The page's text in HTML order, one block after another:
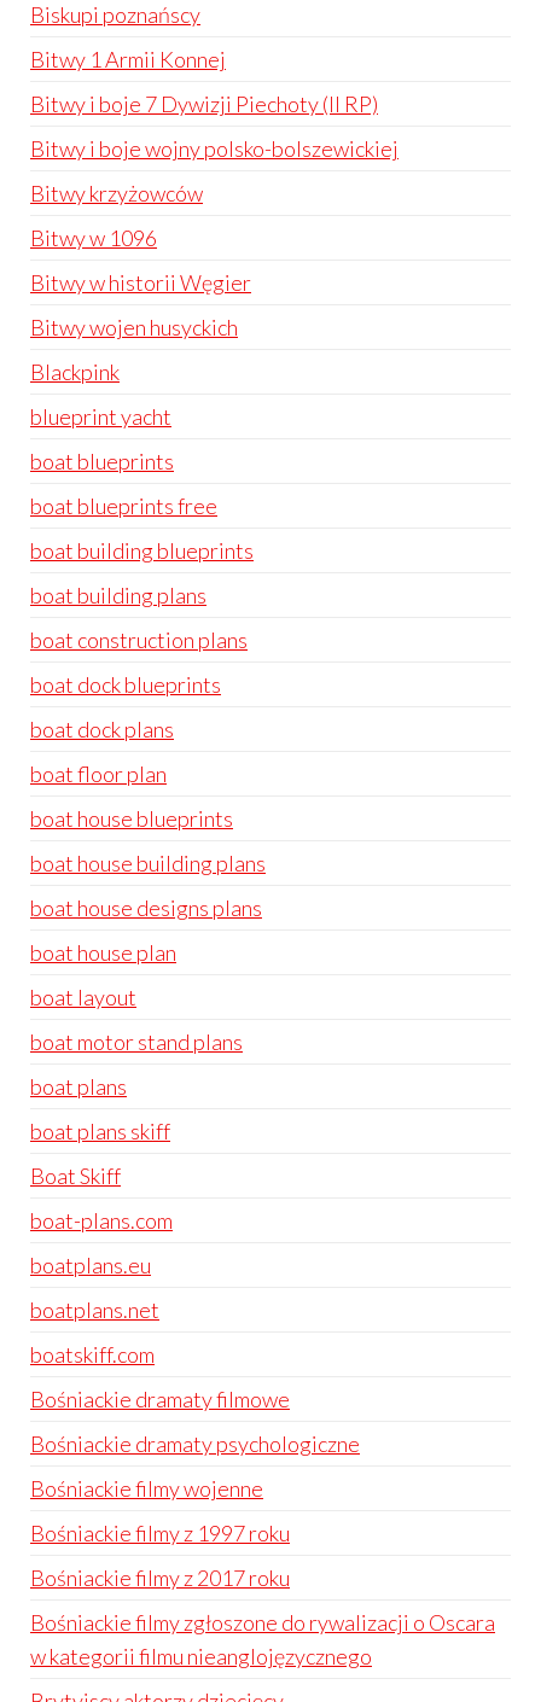
Biskupi poznańscy
Bitwy 1 Armii Konnej
Bitwy i boje 7 Dywizji Piechoty (II RP)
Bitwy i boje wojny polsko-bolszewickiej
Bitwy krzyżowców
Bitwy w 1096
Bitwy w historii Węgier
Bitwy wojen husyckich
Blackpink
blueprint yacht
boat blueprints
boat blueprints free
boat building blueprints
boat building plans
boat construction plans
boat dock blueprints
boat dock plans
boat floor plan
boat house blueprints
boat house building plans
boat house designs plans
boat house plan
boat layout
boat motor stand plans
boat plans
boat plans skiff
Boat Skiff
boat-plans.com
boatplans.eu
boatplans.net
boatskiff.com
Bośniackie dramaty filmowe
Bośniackie dramaty psychologiczne
Bośniackie filmy wojenne
Bośniackie filmy z 1997 roku
Bośniackie filmy z 2017 roku
Bośniackie filmy zgłoszone do rywalizacji o Oscara
w kategorii filmu nieanglojęzycznego